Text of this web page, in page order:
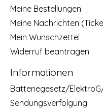
Meine Bestellungen
Meine Nachrichten
Mein Wunschzettel
Widerruf beantragen
Informationen
Batteriegesetz/
Sendungsverfolgung